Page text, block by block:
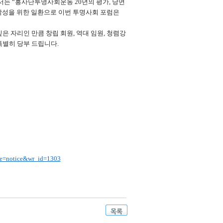
“흥사단투명사회운동 20년의 평가, 당면
을 위한 일환으로 이번 투명사회 포럼은
자리인 만큼 창립 회원, 역대 임원, 청렴강
별히 당부 드립니다.
목록